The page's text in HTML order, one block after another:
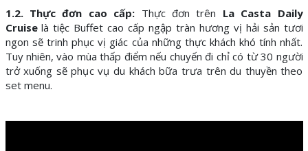
1.2. Thực đơn cao cấp: Thực đơn trên La Casta Daily
Cruiselà tiệc Buffet cao cấp ngập tràn hương vị hải sản tươi
ngon sẽ trinh phục vị giác của những thực khách khó tính nhất.
Tuy nhiên, vào mùa thấp điểm nếu chuyến đi chỉ có từ 30 người
trở xuống sẽ phục vụ du khách bữa trưa trên du thuyền theo
set menu.